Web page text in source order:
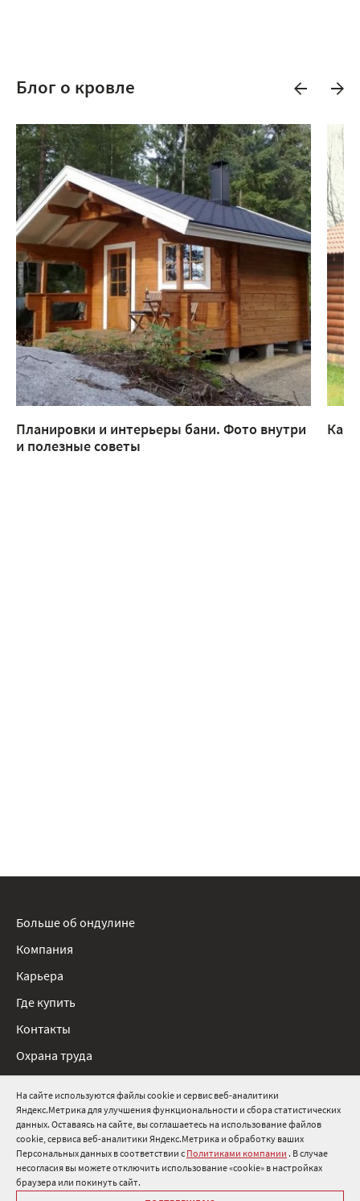
На сайте используются файлы cookie и сервис веб-аналитики
Яндекс.Метрика для улучшения функциональности и сбора статистических
данных. Оставаясь на сайте, вы соглашаетесь на использование файлов
cookie, сервиса веб-аналитики Яндекс.Метрика и обработку ваших
Персональных данных в соответствии с Политиками компании . В случае
несогласия вы можете отключить использование «cookie» в настройках
браузера или покинуть сайт.
Блог о кровле
Планировки и интерьеры бани. Фото внутри
и полезные советы
8 800 511 91 82
info@onduline.ru
Россия Беларусь Казахстан
Больше об ондулине
Компания
Карьера
Где купить
Контакты
Охрана труда